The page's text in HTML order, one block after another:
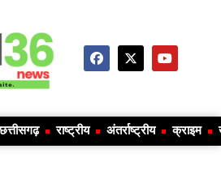
छत्तीसगढ़ राष्ट्रीय अंतर्राष्ट्रीय क्राइम